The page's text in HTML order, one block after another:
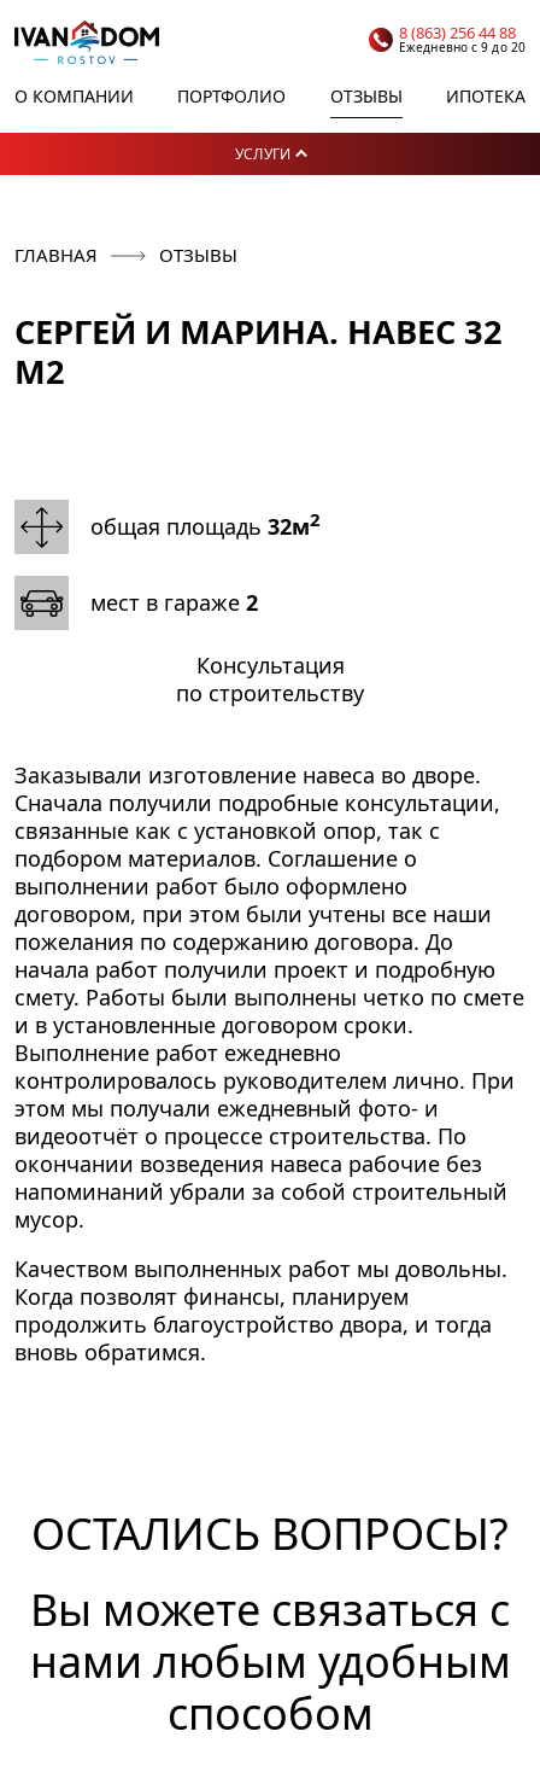
О КОМПАНИИ ПОРТФОЛИО ОТЗЫВЫ ИПОТЕКА
8 (863) 256 44 88
Ежедневно с 9 до 20
УСЛУГИ
ГЛАВНАЯ ОТЗЫВЫ
СЕРГЕЙ И МАРИНА. НАВЕС 32
М2
общая площадь 32м2
мест в гараже 2
Консультация
по строительству
Заказывали изготовление навеса во дворе.
Сначала получили подробные консультации,
связанные как с установкой опор, так с
подбором материалов. Соглашение о
выполнении работ было оформлено
договором, при этом были учтены все наши
пожелания по содержанию договора. До
начала работ получили проект и подробную
смету. Работы были выполнены четко по смете
и в установленные договором сроки.
Выполнение работ ежедневно
контролировалось руководителем лично. При
этом мы получали ежедневный фото- и
видеоотчёт о процессе строительства. По
окончании возведения навеса рабочие без
напоминаний убрали за собой строительный
мусор.
Качеством выполненных работ мы довольны.
Когда позволят финансы, планируем
продолжить благоустройство двора, и тогда
вновь обратимся.
ОСТАЛИСЬ ВОПРОСЫ?
Вы можете связаться с
нами любым удобным
способом